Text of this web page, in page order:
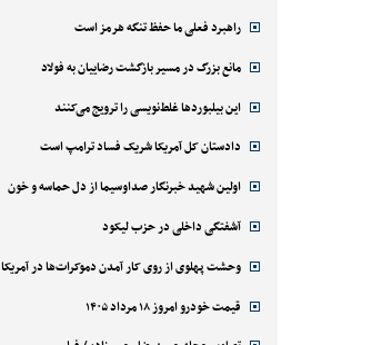
راهبرد فعلی ما حفظ تنگه هرمز است
مانع بزرگ در مسیر بازگشت رضاییان به فولاد
این بیلبوردها غلط‌نویسی را ترویج می‌کنند
دادستان کل آمریکا شریک فساد ترامپ است
اولین شهید خبرنگار صداوسیما از دل حماسه و خون
آشفتگی داخلی در حزب لیکود
وحشت پهلوی از روی کار آمدن دموکرات‌ها در آمریکا
قیمت خودرو امروز ۱۸ مرداد ۱۴۰۵